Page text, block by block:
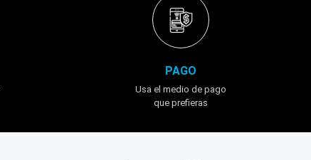
PAGO
Usa el medio de pago
que prefieras